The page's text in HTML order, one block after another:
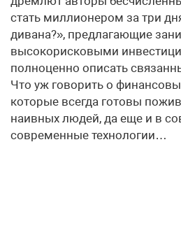
стать миллионером за три
дивана?», предлагающие
высокорисковыми
полноценно описать
Что уж говорить о
которые всегда готовы
наивных людей, да еще и в
современные технологии…